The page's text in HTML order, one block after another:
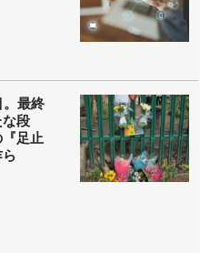
。最終
な段
足止